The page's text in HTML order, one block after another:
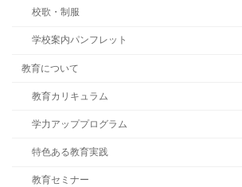
校歌・制服
学校案内パンフレット
教育について
教育カリキュラム
学力アッププログラム
特色ある教育実践
教育セミナー